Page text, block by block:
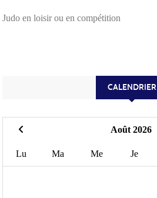
Judo en loisir ou en compétition
CALENDRIER
Août 2026
Lu Ma Me Je